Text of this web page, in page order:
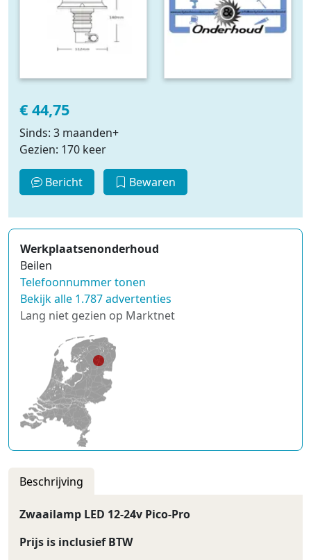
€ 44,75
Sinds: 3 maanden+
Gezien: 170 keer
Bericht Bewaren
Werkplaatsenonderhoud
Beilen
Telefoonnummer tonen
Bekijk alle 1.787 advertenties
Lang niet gezien op Marktnet
Beschrijving
Zwaailamp LED 12-24v Pico-Pro
Prijs is inclusief BTW